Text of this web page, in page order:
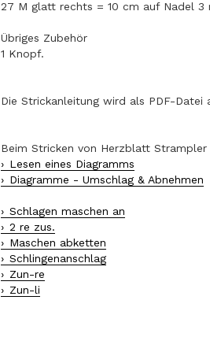
27 M glatt rechts = 10 cm auf Nadel 3
Übriges Zubehör
1 Knopf.
Die Strickanleitung wird als PDF-Datei
Beim Stricken von Herzblatt
Lesen eines Diagramms
Diagramme - Umschlag & Abnehmen
Schlagen maschen an
2 re zus.
Maschen abketten
Schlingenanschlag
Zun-re
Zun-li